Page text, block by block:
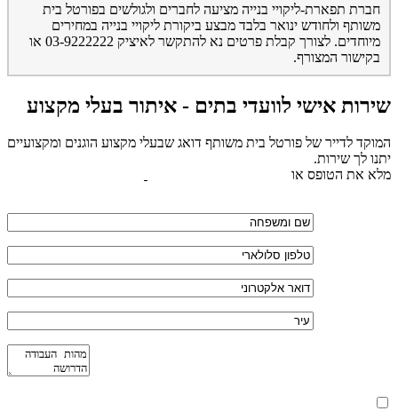
חברת תפארת-ליקויי בנייה מציעה לחברים ולגולשים בפורטל בית
משותף ולחודש ינואר בלבד מבצע ביקורת ליקויי בנייה במחירים
מיוחדים. לצורך קבלת פרטים נא להתקשר לאיציק 03-9222222 או
בקישור המצורף.
שירות אישי לוועדי בתים - איתור בעלי מקצוע
המוקד לדייר של פורטל בית משותף דואג שבעלי מקצוע הוגנים ומקצועיים
יתנו לך שירות.
מלא את הטופס או